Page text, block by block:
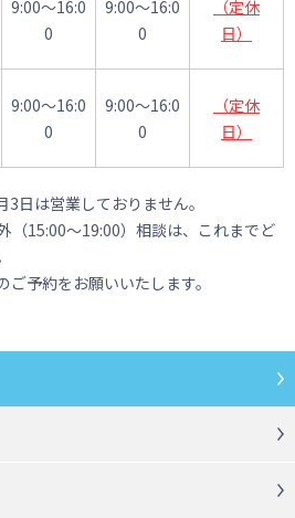
9:00～16:0
0
9:00～16:0
0
（定休
日）
9:00～16:0
0
9:00～16:0
0
（定休
日）
日は営業しておりません。
（15:00～19:00）相談は、これまでど
予約をお願いいたします。